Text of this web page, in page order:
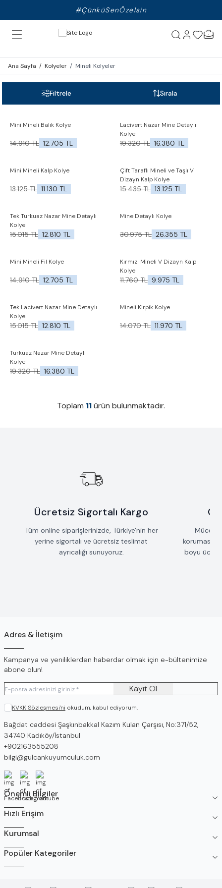
#ÇünküSenÖzelsin
Ana Sayfa / Kolyeler / Mineli Kolyeler
Filtrele Sırala
%15
İndirim
Favorilere Ekle
Mini Mineli Balık Kolye
14.910TL 12.705 TL
%15
İndirim
Favorilere Ekle
Lacivert Nazar Mine Detaylı
Kolye
19.320TL 16.380 TL
%15
İndirim
Favorilere Ekle
Mini Mineli Kalp Kolye
13.125TL 11.130 TL
%15
İndirim
Favorilere Ekle
Çift Taraflı Mineli ve Taşlı V
Dizayn Kalp Kolye
15.435TL 13.125 TL
%15
İndirim
Favorilere Ekle
Tek Turkuaz Nazar Mine Detaylı
Kolye
15.015TL 12.810 TL
%15
İndirim
Favorilere Ekle
Mine Detaylı Kolye
30.975TL 26.355 TL
%15
İndirim
Favorilere Ekle
Mini Mineli Fil Kolye
14.910TL 12.705 TL
%15
İndirim
Favorilere Ekle
Kırmızı Mineli V Dizayn Kalp
Kolye
11.760TL 9.975 TL
%15
İndirim
Favorilere Ekle
Tek Lacivert Nazar Mine Detaylı
Kolye
15.015TL 12.810 TL
%15
İndirim
Favorilere Ekle
Mineli Kirpik Kolye
14.070TL 11.970 TL
%15
İndirim
Favorilere Ekle
Turkuaz Nazar Mine Detaylı
Kolye
19.320TL 16.380 TL
Toplam 11ürün bulunmaktadır.
Ücretsiz Sigortalı Kargo
Tüm online siparişlerinizde, Türkiye'nin her
yerine sigortalı ve ücretsiz teslimat
ayrıcalığı sunuyoruz.
koruması
boyu
Adres & İletişim
Kampanya ve yeniliklerden haberdar olmak için e-bültenimize
abone olun!
Kayıt Ol
KVKK Sözleşmesi'ni okudum, kabul ediyorum.
Adres
Bağdat caddesi Şaşkınbakkal Kazım Kulan Çarşısı, No:371/52,
34740 Kadıköy/İstanbul
Telefon
+902163555208
E-Posta
bilgi@gulcankuyumculuk.com
Facebook
İnstagramYoutube
Önemli Bilgiler
Hızlı Erişim
Kurumsal
Popüler Kategoriler